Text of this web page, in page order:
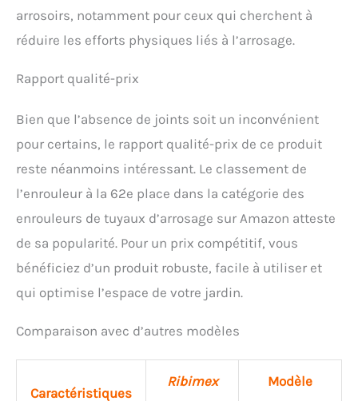
arrosoirs, notamment pour ceux qui cherchent à
réduire les efforts physiques liés à l’arrosage.
Rapport qualité-prix
Bien que l’absence de joints soit un inconvénient
pour certains, le rapport qualité-prix de ce produit
reste néanmoins intéressant. Le classement de
l’enrouleur à la 62e place dans la catégorie des
enrouleurs de tuyaux d’arrosage sur Amazon atteste
de sa popularité. Pour un prix compétitif, vous
bénéficiez d’un produit robuste, facile à utiliser et
qui optimise l’espace de votre jardin.
Comparaison avec d’autres modèles
Caractéristiques
Ribimex
Modèle